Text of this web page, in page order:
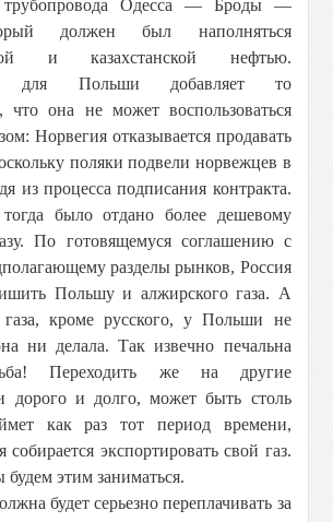
трубопровода Одесса — Броды —
должен был наполняться
и казахстанской нефтью.
для Польши добавляет то
что она не может воспользоваться
Норвегия отказывается продавать
поляки подвели норвежцев в
из процесса подписания контракта.
было отдано более дешевому
По готовящемуся соглашению с
разделы рынков, Россия
Польшу и алжирского газа. А
кроме русского, у Польши не
ни делала. Так извечно печальна
Переходить же на другие
дорого и долго, может быть столь
как раз тот период времени,
собирается экспортировать свой газ.
этим заниматься.
будет серьезно переплачивать за